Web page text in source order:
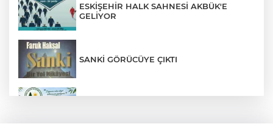
ESKİŞEHİR HALK SAHNESİ AKBÜK'E
GELİYOR
SANKİ GÖRÜCÜYE ÇIKTI